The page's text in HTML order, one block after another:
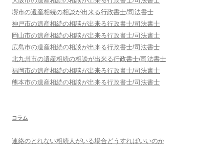
堺市の遺産相続の相談が出来る行政書士/司法書士
神戸市の遺産相続の相談が出来る行政書士/司法書士
岡山市の遺産相続の相談が出来る行政書士/司法書士
広島市の遺産相続の相談が出来る行政書士/司法書士
北九州市の遺産相続の相談が出来る行政書士/司法書士
福岡市の遺産相続の相談が出来る行政書士/司法書士
熊本市の遺産相続の相談が出来る行政書士/司法書士
コラム
連絡のとれない相続人がいる場合どうすればいいのか